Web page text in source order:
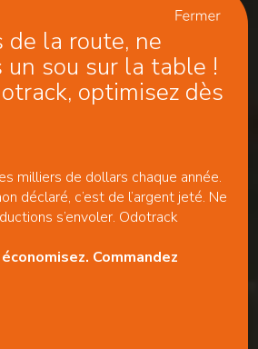
de la route, ne
un sou sur la table !
optimisez dès
milliers de dollars chaque année.
déclaré, c’est de l’argent jeté. Ne
s’envoler. Odotrack
Commandez